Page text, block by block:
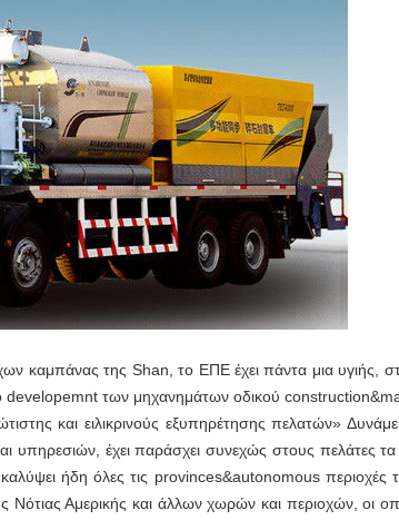
καμπάνας της Shan, το ΕΠΕ έχει πάντα μια υγιής,
developemnt των μηχανημάτων οδικού
και ειλικρινούς εξυπηρέτησης πελατών»
υπηρεσιών, έχει παράσχει συνεχώς στους πελάτες
ήδη όλες τις provinces&autonomous περιοχές
Αμερικής και άλλων χωρών και περιοχών, οι